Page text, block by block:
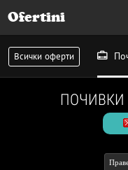
Ofertini
Всички оферти
ПОЧИВКИ